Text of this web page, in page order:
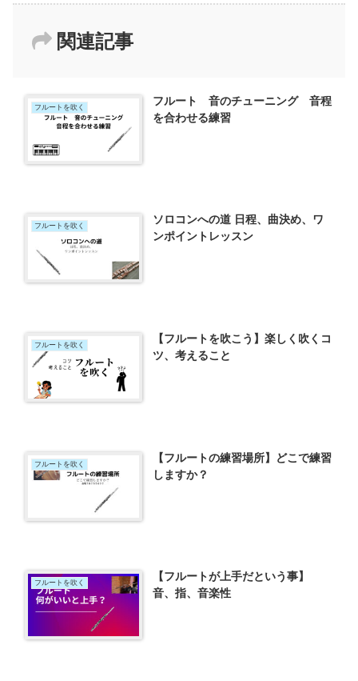
関連記事
フルートを吹く
フルート 音のチューニング 音程
を合わせる練習
フルートを吹く
ソロコンへの道 日程、曲決め、ワ
ンポイントレッスン
フルートを吹く
【フルートを吹こう】楽しく吹くコ
ツ、考えること
フルートを吹く
【フルートの練習場所】どこで練習
しますか？
フルートを吹く
【フルートが上手だという事】
音、指、音楽性